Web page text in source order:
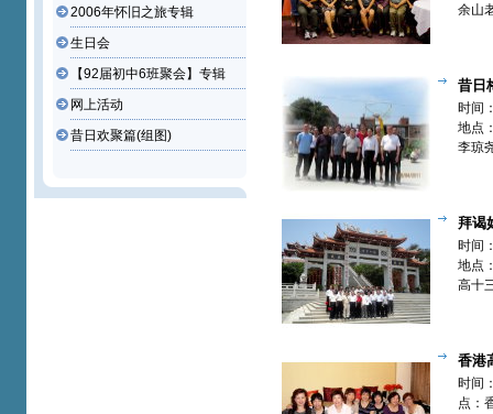
2006年怀旧之旅专辑
生日会
【92届初中6班聚会】专辑
网上活动
昔日欢聚篇(组图)
余山
昔日
李琼尧(
时间
地点
李琼
拜谒
聚篇】时间
地点
高十
香港
一堂【欢
时间
点：